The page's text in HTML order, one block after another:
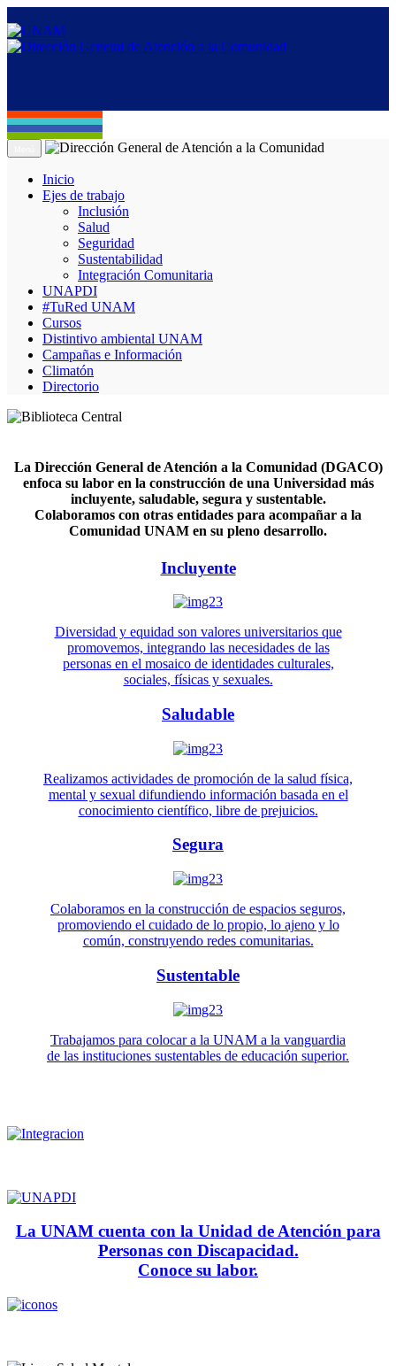
Inicio
Ejes de trabajo
Inclusión
Salud
Seguridad
Sustentabilidad
Integración Comunitaria
UNAPDI
#TuRed UNAM
Cursos
Distintivo ambiental UNAM
Campañas e Información
Climatón
Directorio
La Dirección General de Atención a la Comunidad (DGACO)
enfoca su labor en la construcción de una Universidad más
incluyente, saludable, segura y sustentable.
Colaboramos con otras entidades para acompañar a la
Comunidad UNAM en su pleno desarrollo.
Incluyente
Diversidad y equidad son valores universitarios que
promovemos, integrando las necesidades de las
personas en el mosaico de identidades culturales,
sociales, físicas y sexuales.
Saludable
Realizamos actividades de promoción de la salud física,
mental y sexual difundiendo información basada en el
conocimiento científico, libre de prejuicios.
Segura
Colaboramos en la construcción de espacios seguros,
promoviendo el cuidado de lo propio, lo ajeno y lo
común, construyendo redes comunitarias.
Sustentable
Trabajamos para colocar a la UNAM a la vanguardia
de las instituciones sustentables de educación superior.
La UNAM cuenta con la Unidad de Atención para
Personas con Discapacidad.
Conoce su labor.